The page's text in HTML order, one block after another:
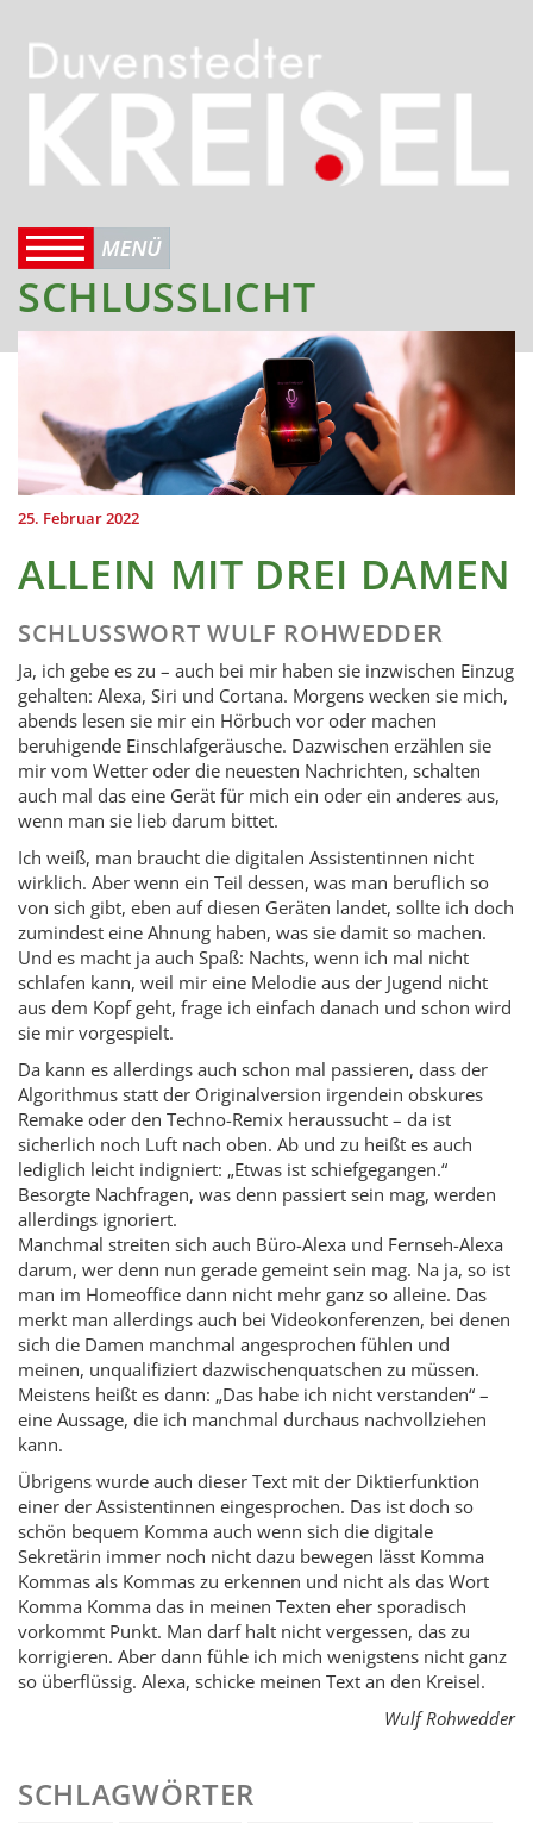
SCHLUSSLICHT
25. Februar 2022
ALLEIN MIT DREI DAMEN
SCHLUSSWORT WULF ROHWEDDER
Ja, ich gebe es zu – auch bei mir haben sie inzwischen Einzug
gehalten: Alexa, Siri und Cortana. Morgens wecken sie mich,
abends lesen sie mir ein Hörbuch vor oder machen
beruhigende Einschlafgeräusche. Dazwischen erzählen sie
mir vom Wetter oder die neuesten Nachrichten, schalten
auch mal das eine Gerät für mich ein oder ein anderes aus,
wenn man sie lieb darum bittet.
Ich weiß, man braucht die digitalen Assistentinnen nicht
wirklich. Aber wenn ein Teil dessen, was man beruflich so
von sich gibt, eben auf diesen Geräten landet, sollte ich doch
zumindest eine Ahnung haben, was sie damit so machen.
Und es macht ja auch Spaß: Nachts, wenn ich mal nicht
schlafen kann, weil mir eine Melodie aus der Jugend nicht
aus dem Kopf geht, frage ich einfach danach und schon wird
sie mir vorgespielt.
Da kann es allerdings auch schon mal passieren, dass der
Algorithmus statt der Originalversion irgendein obskures
Remake oder den Techno-Remix heraussucht – da ist
sicherlich noch Luft nach oben. Ab und zu heißt es auch
lediglich leicht indigniert: „Etwas ist schiefgegangen.“
Besorgte Nachfragen, was denn passiert sein mag, werden
allerdings ignoriert.
Manchmal streiten sich auch Büro-Alexa und Fernseh-­Alexa
darum, wer denn nun gerade gemeint sein mag. Na ja, so ist
man im Homeoffice dann nicht mehr ganz so alleine. Das
merkt man allerdings auch bei Videokonferenzen, bei denen
sich die Damen manchmal angesprochen fühlen und
meinen, unqualifiziert dazwischenquatschen zu müssen.
Meistens heißt es dann: „Das habe ich nicht verstanden“ –
eine Aussage, die ich manchmal durchaus nachvollziehen
kann.
Übrigens wurde auch dieser Text mit der Diktierfunktion
einer der Assistentinnen eingesprochen. Das ist doch so
schön bequem Komma auch wenn sich die digitale
Sekretärin immer noch nicht dazu bewegen lässt Komma
Kommas als Kommas zu erkennen und nicht als das Wort
Komma Komma das in meinen Texten eher sporadisch
vorkommt Punkt. Man darf halt nicht vergessen, das zu
korrigieren. Aber dann fühle ich mich wenigstens nicht ganz
so überflüssig. Alexa, schicke meinen Text an den Kreisel.
Wulf Rohwedder
SCHLAGWÖRTER